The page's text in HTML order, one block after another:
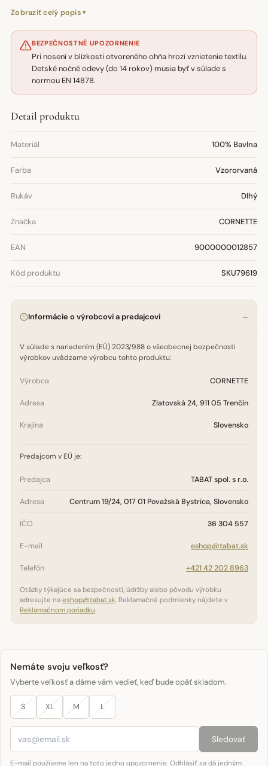
Zobraziť celý popis
BEZPEČNOSTNÉ UPOZORNENIE
Pri nosení v blízkosti otvoreného ohňa hrozí vznietenie textilu.
Detské nočné odevy (do 14 rokov) musia byť v súlade s
normou EN 14878.
Detail produktu
Materiál 100% Bavlna
Farba Vzororvaná
Rukáv Dlhý
Značka CORNETTE
EAN 9000000012857
Kód produktu SKU79619
Informácie o výrobcovi a predajcovi
V súlade s nariadením (EÚ) 2023/988 o všeobecnej bezpečnosti
výrobkov uvádzame výrobcu tohto produktu:
Výrobca CORNETTE
Adresa Zlatovská 24, 911 05 Trenčín
Krajina Slovensko
Predajcom v EÚ je:
Predajca TABAT spol. s r.o.
Adresa Centrum 19/24, 017 01 Považská Bystrica, Slovensko
IČO 36 304 557
E-mail eshop@tabat.sk
Telefón +421 42 202 8963
Otázky týkajúce sa bezpečnosti, údržby alebo pôvodu výrobku
adresujte na eshop@tabat.sk. Reklamačné podmienky nájdete v
Reklamačnom poriadku.
Nemáte svoju veľkosť?
Vyberte veľkosť a dáme vám vedieť, keď bude opäť skladom.
S XL M L
Sledovať
E-mail použijeme len na toto jedno upozornenie. Odhlásiť sa dá jedným